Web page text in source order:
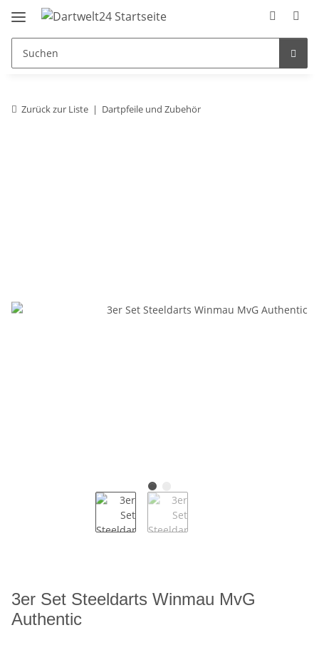
Zurück zur Liste Dartpfeile und Zubehör
3er Set Steeldarts Winmau MvG
Authentic